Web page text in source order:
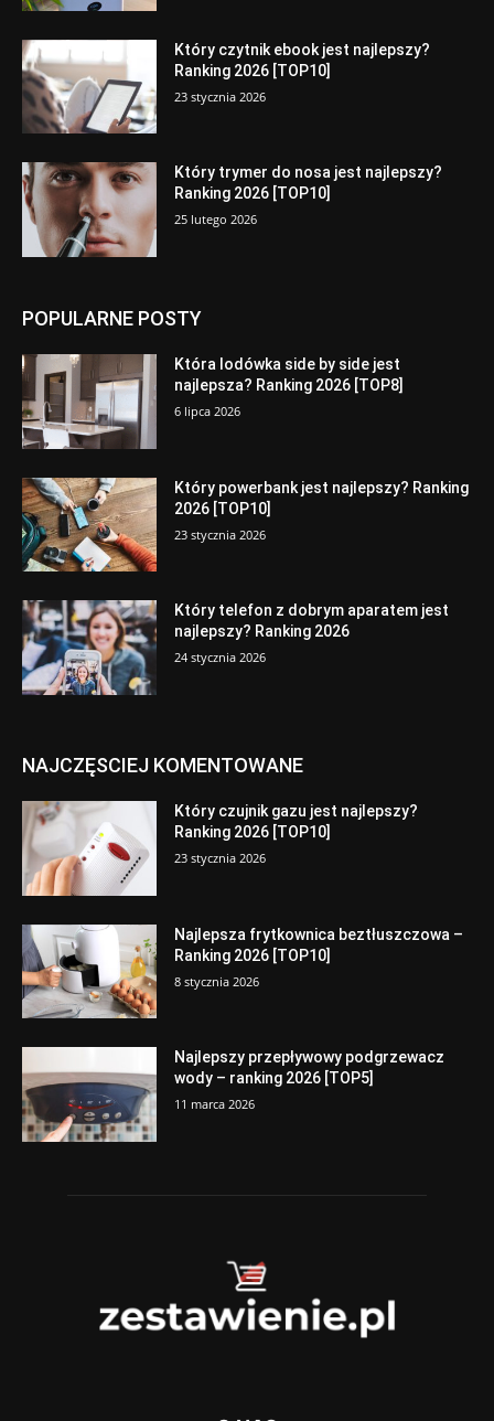
Który czytnik ebook jest najlepszy?
Ranking 2026 [TOP10]
23 stycznia 2026
Który trymer do nosa jest najlepszy?
Ranking 2026 [TOP10]
25 lutego 2026
POPULARNE POSTY
Która lodówka side by side jest
najlepsza? Ranking 2026 [TOP8]
6 lipca 2026
Który powerbank jest najlepszy? Ranking
2026 [TOP10]
23 stycznia 2026
Który telefon z dobrym aparatem jest
najlepszy? Ranking 2026
24 stycznia 2026
NAJCZĘSCIEJ KOMENTOWANE
Który czujnik gazu jest najlepszy?
Ranking 2026 [TOP10]
23 stycznia 2026
Najlepsza frytkownica beztłuszczowa –
Ranking 2026 [TOP10]
8 stycznia 2026
Najlepszy przepływowy podgrzewacz
wody – ranking 2026 [TOP5]
11 marca 2026